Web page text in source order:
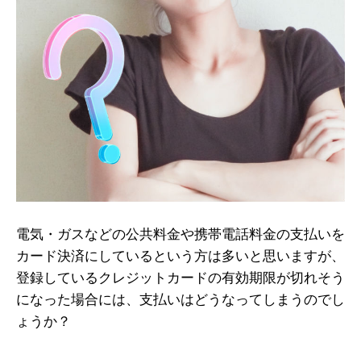
電気・ガスなどの公共料金や携帯電話料金の支払いを
カード決済にしているという方は多いと思いますが、
登録しているクレジットカードの有効期限が切れそう
になった場合には、支払いはどうなってしまうのでし
ょうか？